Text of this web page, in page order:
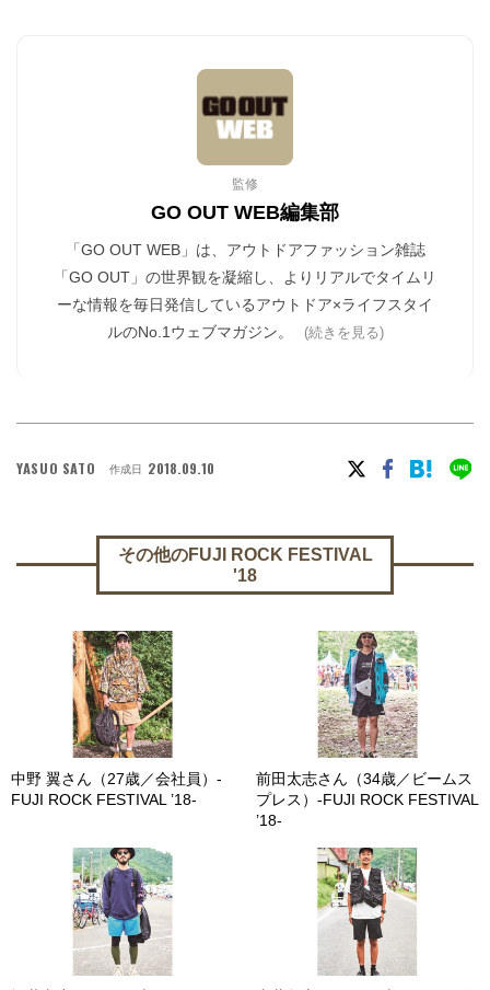
監修
GO OUT WEB編集部
「GO OUT WEB」は、アウトドアファッション雑誌
「GO OUT」の世界観を凝縮し、よりリアルでタイムリ
ーな情報を毎日発信しているアウトドア×ライフスタイ
ルのNo.1ウェブマガジン。
(続きを見る)
YASUO SATO 作成日 2018.09.10
その他のFUJI ROCK FESTIVAL
'18
中野 翼さん（27歳／会社員）-
FUJI ROCK FESTIVAL ’18-
前田太志さん（34歳／ビームス
プレス）-FUJI ROCK FESTIVAL
’18-